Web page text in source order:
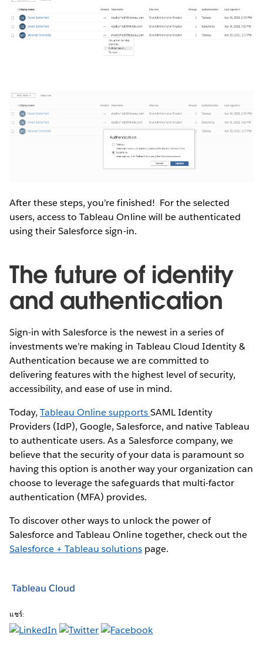
After these steps, you’re finished! For the selected
users, access to Tableau Online will be authenticated
using their Salesforce sign-in.
The future of identity
and authentication
Sign-in with Salesforce is the newest in a series of
investments we’re making in Tableau Cloud Identity &
Authentication because we are committed to
delivering features with the highest level of security,
accessibility, and ease of use in mind.
Today,Tableau Online supportsSAML Identity
Providers (IdP), Google, Salesforce, and native Tableau
to authenticate users. As a Salesforce company, we
believe that the security of your data is paramount so
having this option is another way your organization can
choose to leverage the safeguards that multi-factor
authentication (MFA) provides.
To discover other ways to unlock the power of
Salesforce and Tableau Online together, check out the
Salesforce + Tableau solutionspage.
Tableau Cloud
แชร์: